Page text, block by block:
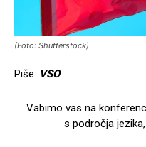
(Foto: Shutterstock)
Piše: VSO
Vabimo vas na
s področja